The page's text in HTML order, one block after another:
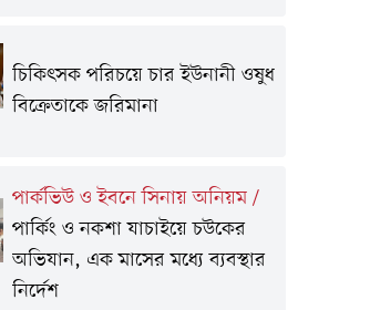
চিকিৎসক পরিচয়ে চার ইউনানী ওষুধ
বিক্রেতাকে জরিমানা
পার্কভিউ ও ইবনে সিনায় অনিয়ম/
পার্কিং ও নকশা যাচাইয়ে চউকের
অভিযান, এক মাসের মধ্যে ব্যবস্থার
নির্দেশ